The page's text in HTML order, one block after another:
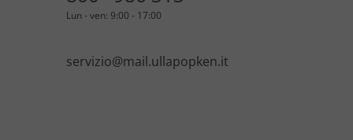
Lun - ven: 9:00 - 17:00
servizio@mail.ullapopken.it